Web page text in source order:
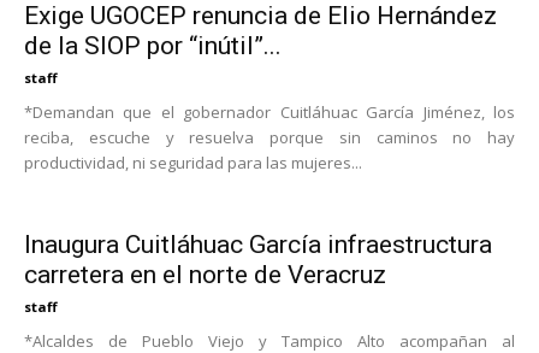
Exige UGOCEP renuncia de Elio Hernández
de la SIOP por “inútil”...
staff
*Demandan que el gobernador Cuitláhuac García Jiménez, los
reciba, escuche y resuelva porque sin caminos no hay
productividad, ni seguridad para las mujeres...
Inaugura Cuitláhuac García infraestructura
carretera en el norte de Veracruz
staff
*Alcaldes de Pueblo Viejo y Tampico Alto acompañan al